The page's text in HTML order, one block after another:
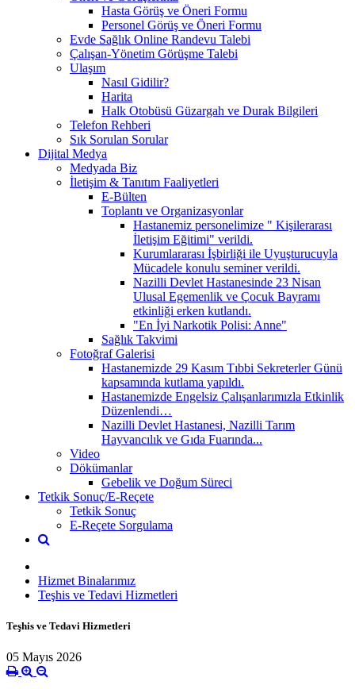
Hasta Görüş ve Öneri Formu
Personel Görüş ve Öneri Formu
Evde Sağlık Online Randevu Talebi
Çalışan-Yönetim Görüşme Talebi
Ulaşım
Nasıl Gidilir?
Harita
Halk Otobüsü Güzargah ve Durak Bilgileri
Telefon Rehberi
Sık Sorulan Sorular
Dijital Medya
Medyada Biz
İletişim & Tanıtım Faaliyetleri
E-Bülten
Toplantı ve Organizasyonlar
Hastanemiz personelimize " Kişilerarası
İletişim Eğitimi" verildi.
Kurumlararası İşbirliği ile Uyuşturucuyla
Mücadele konulu seminer verildi.
Nazilli Devlet Hastanesinde 23 Nisan
Ulusal Egemenlik ve Çocuk Bayramı
etkinliği erken kutlandı.
"En İyi Narkotik Polisi: Anne"
Sağlık Takvimi
Fotoğraf Galerisi
Hastanemizde 29 Kasım Tıbbi Sekreterler Günü
kapsamında kutlama yapıldı.
Hastanemizde Engelsiz Çalışanlarımızla Etkinlik
Düzenlendi…
Nazilli Devlet Hastanesi, Nazilli Tarım
Hayvancılık ve Gıda Fuarında...
Video
Dökümanlar
Gebelik ve Doğum Süreci
Tetkik Sonuç/E-Reçete
Tetkik Sonuç
E-Reçete Sorgulama
Hizmet Binalarımız
Teşhis ve Tedavi Hizmetleri
Teşhis ve Tedavi Hizmetleri
05 Mayıs 2026